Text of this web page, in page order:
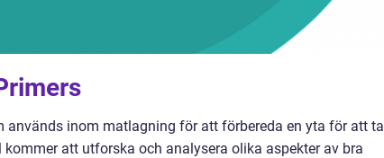
används inom matlagning för att förbereda en yta för att ta
att utforska och analysera olika aspekter av bra